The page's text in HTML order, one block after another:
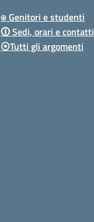
⍟ Genitori e studenti
🛈 Sedi, orari e contatti
⦿Tutti gli argomenti